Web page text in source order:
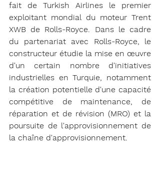
fait de Turkish Airlines le premier
exploitant mondial du moteur Trent
XWB de Rolls-Royce. Dans le cadre
du partenariat avec Rolls-Royce, le
constructeur étudie la mise en œuvre
d'un certain nombre d'initiatives
industrielles en Turquie, notamment
la création potentielle d'une capacité
compétitive de maintenance, de
réparation et de révision (MRO) et la
poursuite de l'approvisionnement de
la chaîne d'approvisionnement.